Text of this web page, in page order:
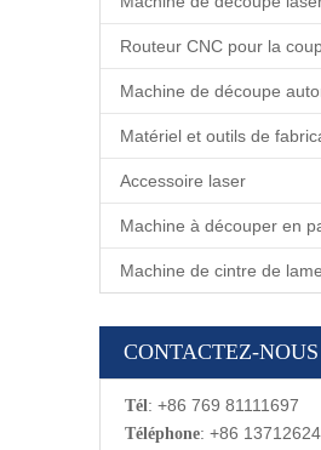
Routeur CNC pour la
Machine de découpe
Accessoire laser
Machine à découper en
CONTACTEZ-NOUS
Tél: +86 769 81111697
Téléphone: +86